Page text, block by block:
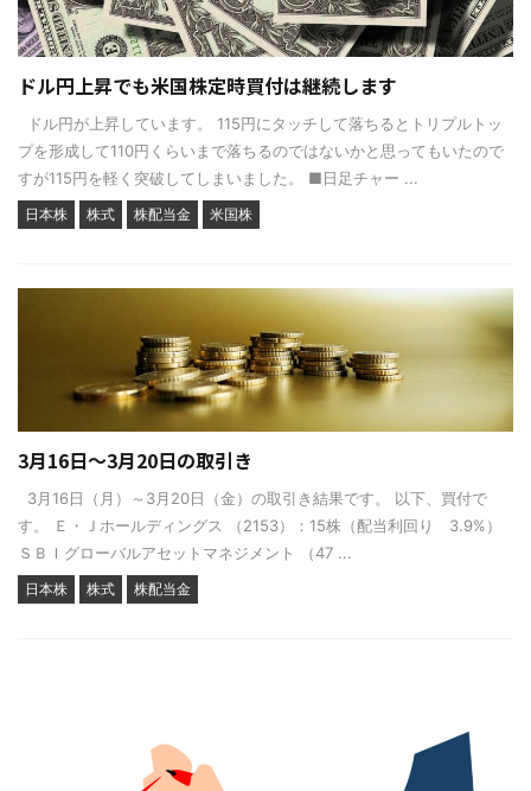
ドル円上昇でも米国株定時買付は継続します
ドル円が上昇しています。 115円にタッチして落ちるとトリプルトッ
プを形成して110円くらいまで落ちるのではないかと思ってもいたので
すが115円を軽く突破してしまいました。 ■日足チャー ...
日本株 株式 株配当金 米国株
3月16日～3月20日の取引き
3月16日（月）～3月20日（金）の取引き結果です。 以下、買付で
す。 Ｅ・Ｊホールディングス （2153）：15株（配当利回り 3.9%）
ＳＢＩグローバルアセットマネジメント （47 ...
日本株 株式 株配当金